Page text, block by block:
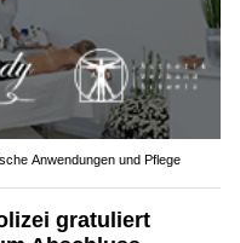
Anwendungen und Pflege
gratuliert